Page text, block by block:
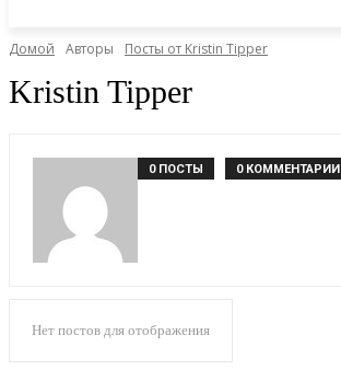
Домой Авторы Посты от Kristin Tipper
Kristin Tipper
0 ПОСТЫ 0 КОММЕНТАРИИ
Нет постов для отображения